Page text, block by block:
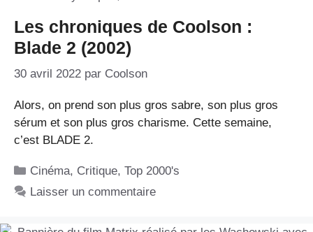
Les chroniques de Coolson :
Blade 2 (2002)
30 avril 2022 par Coolson
Alors, on prend son plus gros sabre, son plus gros
sérum et son plus gros charisme. Cette semaine,
c’est BLADE 2.
Catégories
Cinéma, Critique,Top 2000's
Laisser un commentaire